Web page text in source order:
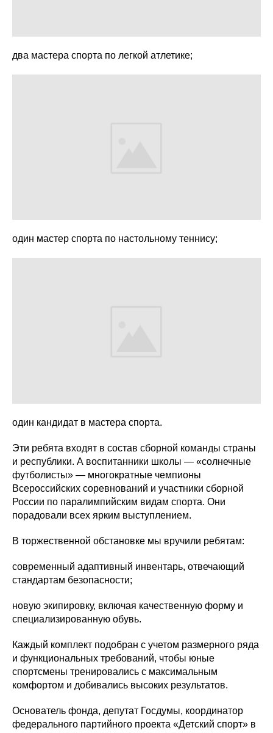
два мастера спорта по легкой атлетике;
один мастер спорта по настольному теннису;
один кандидат в мастера спорта.
Эти ребята входят в состав сборной команды страны
и республики. А воспитанники школы — «солнечные
футболисты» — многократные чемпионы
Всероссийских соревнований и участники сборной
России по паралимпийским видам спорта. Они
порадовали всех ярким выступлением.
В торжественной обстановке мы вручили ребятам:
современный адаптивный инвентарь, отвечающий
стандартам безопасности;
новую экипировку, включая качественную форму и
специализированную обувь.
Каждый комплект подобран с учетом размерного ряда
и функциональных требований, чтобы юные
спортсмены тренировались с максимальным
комфортом и добивались высоких результатов.
Основатель фонда, депутат Госдумы, координатор
федерального партийного проекта «Детский спорт» в